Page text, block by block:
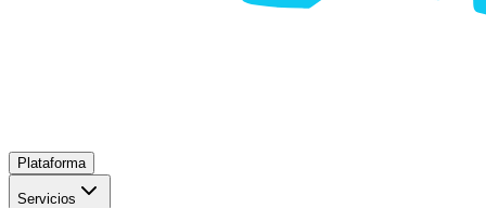
Plataforma
Servicios